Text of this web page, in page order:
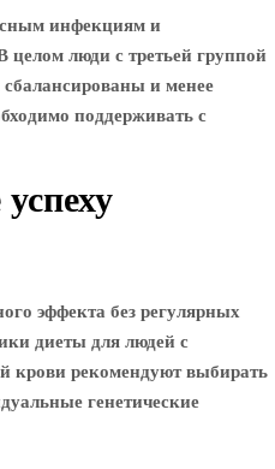
инфекциям и
люди с третьей группой
и менее
поддерживать с
эффекта без регулярных
диеты для людей с
крови рекомендуют выбирать
генетические